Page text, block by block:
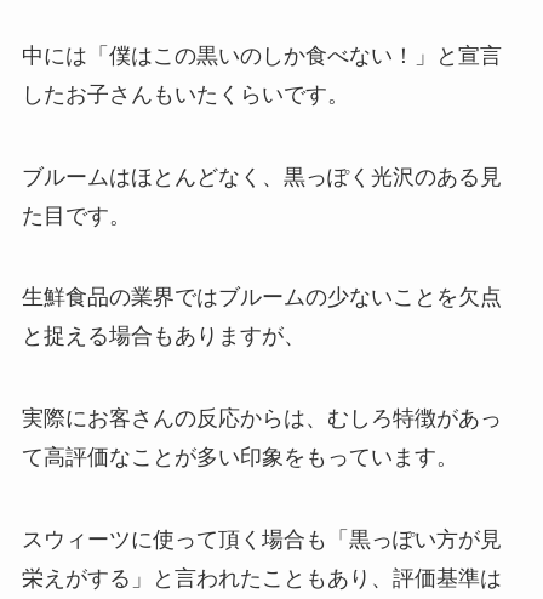
中には「僕はこの黒いのしか食べない！」と宣言
したお子さんもいたくらいです。
ブルームはほとんどなく、黒っぽく光沢のある見
た目です。
生鮮食品の業界ではブルームの少ないことを欠点
と捉える場合もありますが、
実際にお客さんの反応からは、むしろ特徴があっ
て高評価なことが多い印象をもっています。
スウィーツに使って頂く場合も「黒っぽい方が見
栄えがする」と言われたこともあり、評価基準は